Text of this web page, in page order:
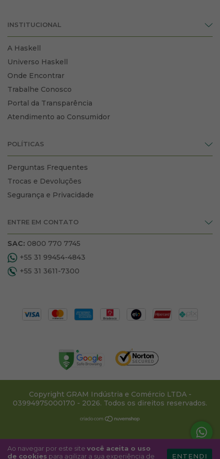
Ao navegar por este site você aceita o uso
de cookies para agilizar a sua experiência de ENTENDI
INSTITUCIONAL
A Haskell
Universo Haskell
Onde Encontrar
Trabalhe Conosco
Portal da Transparência
Atendimento ao Consumidor
POLÍTICAS
Perguntas Frequentes
Trocas e Devoluções
Segurança e Privacidade
ENTRE EM CONTATO
SAC: 0800 770 7745
+55 31 99454-4843
+55 31 3611-7300
Copyright GRAM Indústria e Comércio LTDA -
03994975000170 - 2026. Todos os direitos reservados.